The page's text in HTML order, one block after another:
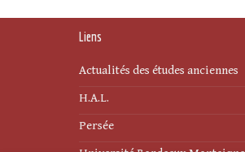
Liens
Actualités des études anciennes
H.A.L.
Persée